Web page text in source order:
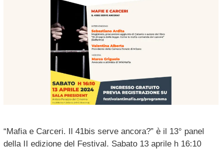
“Mafia e Carceri. Il 41bis serve ancora?” è il 13° panel
della II edizione del Festival. Sabato 13 aprile h 16:10